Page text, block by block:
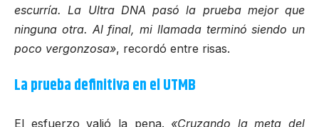
escurría. La Ultra DNA pasó la prueba mejor que
ninguna otra. Al final, mi llamada terminó siendo un
poco vergonzosa», recordó entre risas.
La prueba definitiva en el UTMB
El esfuerzo valió la pena. «Cruzando la meta del